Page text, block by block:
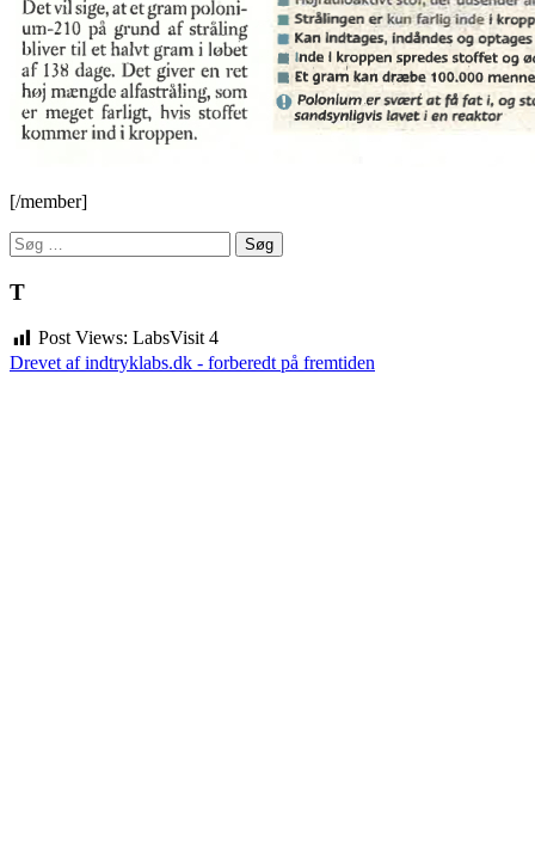
[/member]
Søg
efter:
T
Post Views: LabsVisit 4
Drevet af indtryklabs.dk - forberedt på fremtiden